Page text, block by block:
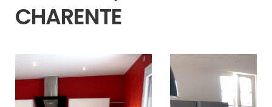
CHARENTE